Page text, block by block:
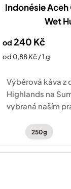
Indonésie
Wet
od 240 Kč
Měrná
od 0,88 Kč / 1 g
Výběrová káva z
Highlands na
vybraná naším
250g